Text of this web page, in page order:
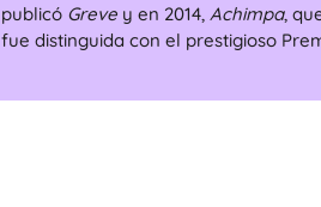
publicó Grevey en 2014, Achimpa,
fue distinguida con el prestigioso